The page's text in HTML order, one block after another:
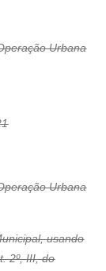
Urbana
Urbana
usando
2º, III, do